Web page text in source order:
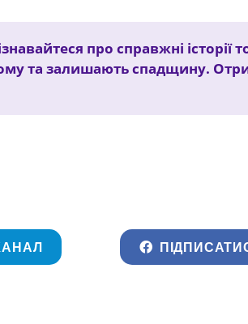
про справжні
та залишають спадщину.